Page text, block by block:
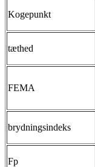
Kogepunkt
tæthed
FEMA
brydningsindeks
Fp